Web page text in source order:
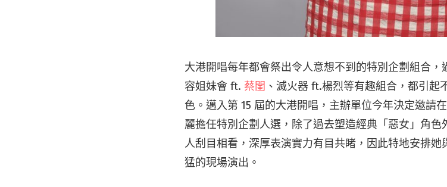
大港開唱每年都會祭出令人意想不到的特別企劃組合
容姐妹會 ft. 蔡閨 、滅火器 ft.楊烈等有趣組合，都引起
色。邁入第 15 屆的大港開唱，主辦單位今年決定邀請
麗擔任特別企劃人選，除了過去塑造經典「惡女」角
人刮目相看，深厚表演實力有目共睹，因此特地安排
猛的現場演出。